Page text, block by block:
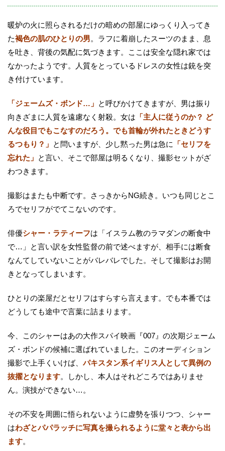
暖炉の火に照らされるだけの暗めの部屋にゆっくり入ってき
た褐色の肌のひとりの男。ラフに着崩したスーツのまま、息
を吐き、背後の気配に気づきます。ここは安全な隠れ家では
なかったようです。人質をとっているドレスの女性は銃を突
き付けています。
「ジェームズ・ボンド…」 と呼びかけてきますが、男は振り
向きざまに人質を遠慮なく射殺。女は 「主人に従うのか？ ど
んな役目でもこなすのだろう。でも首輪が外れたときどうす
るつもり？」 と問いますが、少し黙った男は急に
「セリフを
忘れた」 と言い、そこで部屋は明るくなり、撮影セットがざ
わつきます。
撮影はまたも中断です。さっきからNG続き。いつも同じとこ
ろでセリフがでてこないのです。
俳優シャー・ラティーフは「イスラム教のラマダンの断食中
で…」と言い訳を女性監督の前で述べますが、相手には断食
なんてしていないことがバレバレでした。そして撮影はお開
きとなってしまいます。
ひとりの楽屋だとセリフはすらすら言えます。でも本番では
どうしても途中で言葉に詰まります。
今、このシャーはあの大作スパイ映画『007』の次期ジェーム
ズ・ボンドの候補に選ばれていました。このオーディション
撮影で上手くいけば、パキスタン系イギリス人として異例の
抜擢となります。しかし、本人はそれどころではありませ
ん。演技ができない…。
その不安を周囲に悟られないように虚勢を張りつつ、シャー
はわざとパパラッチに写真を撮られるように堂々と表から出
ます。